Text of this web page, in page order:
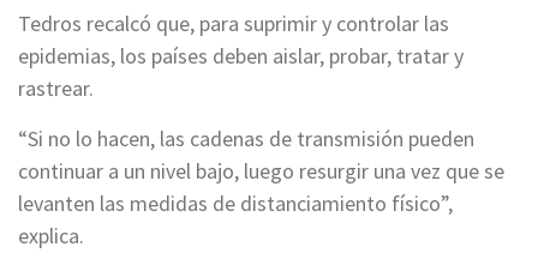
Tedros recalcó que, para suprimir y controlar las
epidemias, los países deben aislar, probar, tratar y
rastrear.
“Si no lo hacen, las cadenas de transmisión pueden
continuar a un nivel bajo, luego resurgir una vez que se
levanten las medidas de distanciamiento físico”,
explica.